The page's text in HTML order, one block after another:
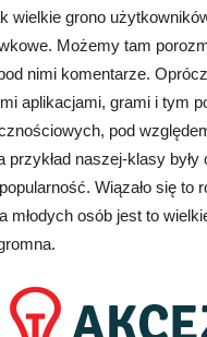
wielkie grono
Możemy tam
nimi komentarze.
aplikacjami, grami i tym
pod
przykład naszej-klasy
Wiązało się to
osób jest to